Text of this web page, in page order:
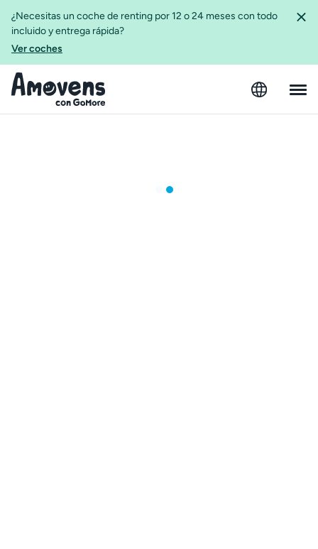
¿Necesitas un coche de renting por 12 o 24 meses con todo
incluido y entrega rápida?
Ver coches